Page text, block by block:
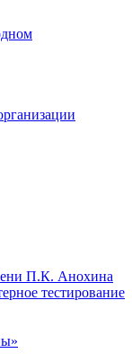
П.К. Анохина
тестирование